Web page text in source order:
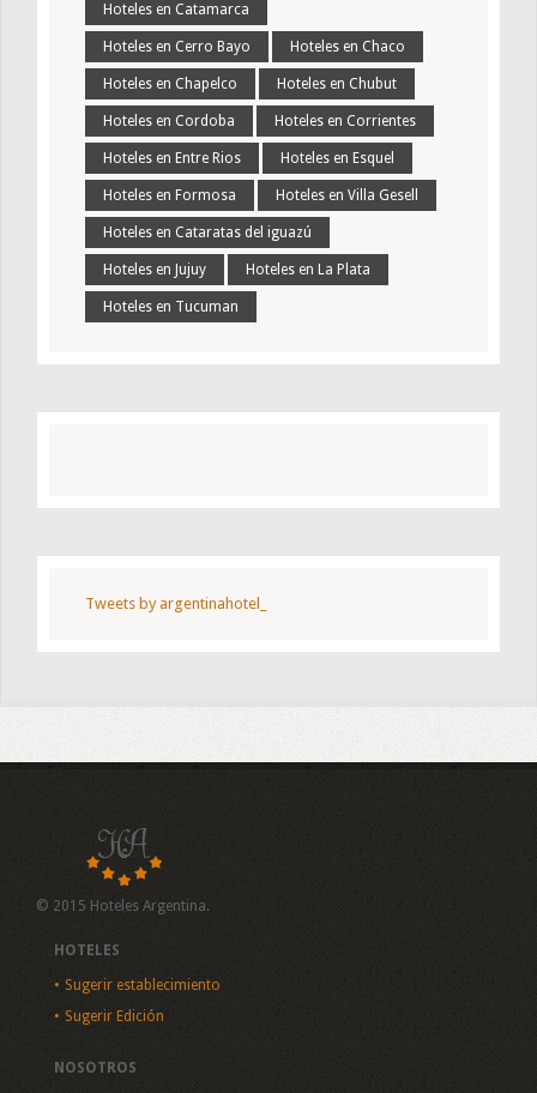
Hoteles en Catamarca
Hoteles en Cerro Bayo Hoteles en Chaco
Hoteles en Chapelco Hoteles en Chubut
Hoteles en Cordoba Hoteles en Corrientes
Hoteles en Entre Rios Hoteles en Esquel
Hoteles en Formosa Hoteles en Villa Gesell
Hoteles en Cataratas del iguazú
Hoteles en Jujuy Hoteles en La Plata
Hoteles en Tucuman
Tweets by argentinahotel_
© 2015 Hoteles Argentina.
HOTELES
Sugerir establecimiento
Sugerir Edición
NOSOTROS